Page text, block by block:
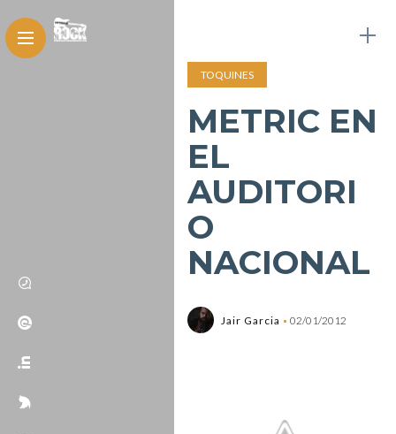
TOQUINES
METRIC EN
EL
AUDITORI
O
NACIONAL
Jair Garcia 02/01/2012